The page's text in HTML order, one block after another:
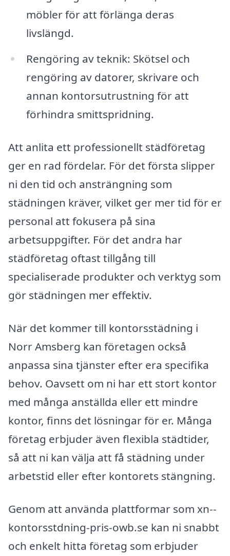
möbler för att förlänga deras
livslängd.
Rengöring av teknik: Skötsel och
rengöring av datorer, skrivare och
annan kontorsutrustning för att
förhindra smittspridning.
Att anlita ett professionellt städföretag
ger en rad fördelar. För det första slipper
ni den tid och ansträngning som
städningen kräver, vilket ger mer tid för er
personal att fokusera på sina
arbetsuppgifter. För det andra har
städföretag oftast tillgång till
specialiserade produkter och verktyg som
gör städningen mer effektiv.
När det kommer till kontorsstädning i
Norr Amsberg kan företagen också
anpassa sina tjänster efter era specifika
behov. Oavsett om ni har ett stort kontor
med många anställda eller ett mindre
kontor, finns det lösningar för er. Många
företag erbjuder även flexibla städtider,
så att ni kan välja att få städning under
arbetstid eller efter kontorets stängning.
Genom att använda plattformar som xn--
kontorsstdning-pris-owb.se kan ni snabbt
och enkelt hitta företag som erbjuder